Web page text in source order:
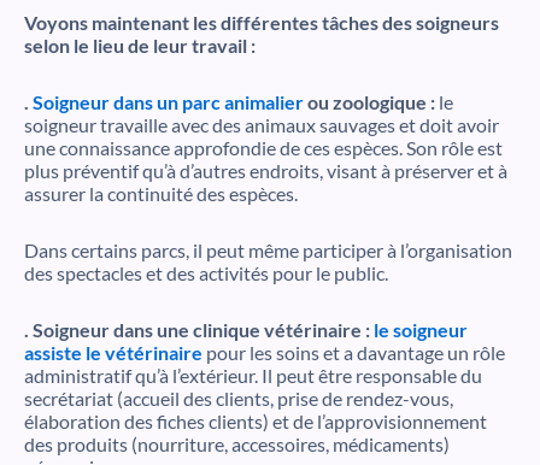
Voyons maintenant les différentes tâches des soigneurs
selon le lieu de leur travail :
Soigneur dans un parc animalierou zoologique : le
soigneur travaille avec des animaux sauvages et doit avoir
une connaissance approfondie de ces espèces. Son rôle est
plus préventif qu’à d’autres endroits, visant à préserver et à
assurer la continuité des espèces.
Dans certains parcs, il peut même participer à l’organisation
des spectacles et des activités pour le public.
. Soigneur dans une clinique vétérinaire : le soigneur
assiste le vétérinaire pour les soins et a davantage un rôle
administratif qu’à l’extérieur. Il peut être responsable du
secrétariat (accueil des clients, prise de rendez-vous,
élaboration des fiches clients) et de l’approvisionnement
des produits (nourriture, accessoires, médicaments)